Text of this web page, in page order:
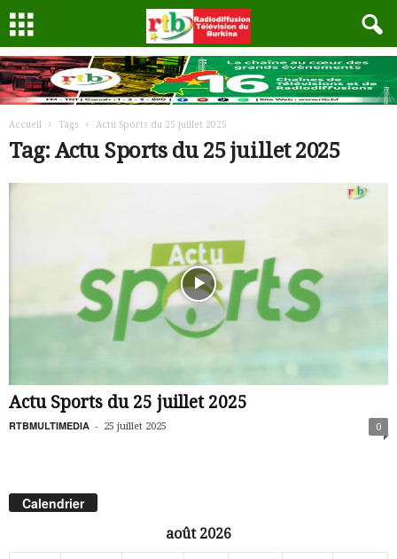
Accueil Tags Actu Sports du 25 juillet 2025
Tag: Actu Sports du 25 juillet 2025
Actu Sports du 25 juillet 2025
RTBMULTIMEDIA - 25 juillet 2025 0
Calendrier
août 2026